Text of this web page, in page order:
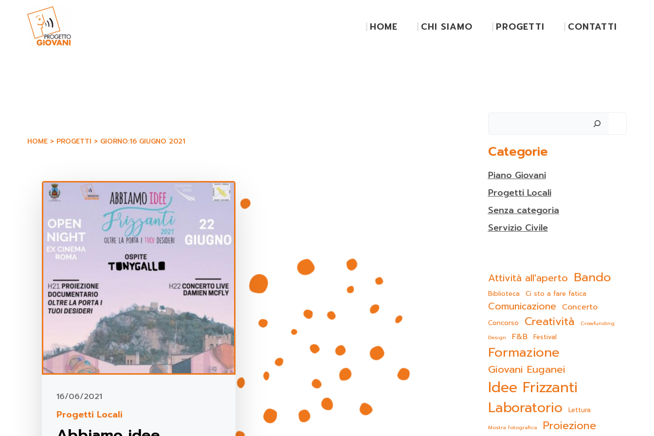
contenuto
HOME CHI SIAMO PROGETTI CONTATTI
HOME PROGETTI GIORNO:16 GIUGNO 2021
16/06/2021
Progetti Locali
Categorie
Piano Giovani
Progetti Locali
Senza categoria
Servizio Civile
Attività all'aperto Bando
Biblioteca Ci sto a fare fatica
Comunicazione Concerto
Concorso Creatività
Crowfunding
Design
F&B Festival
Formazione
Giovani Euganei
Idee Frizzanti
Laboratorio Lettura
Mostra fotografica Proiezione